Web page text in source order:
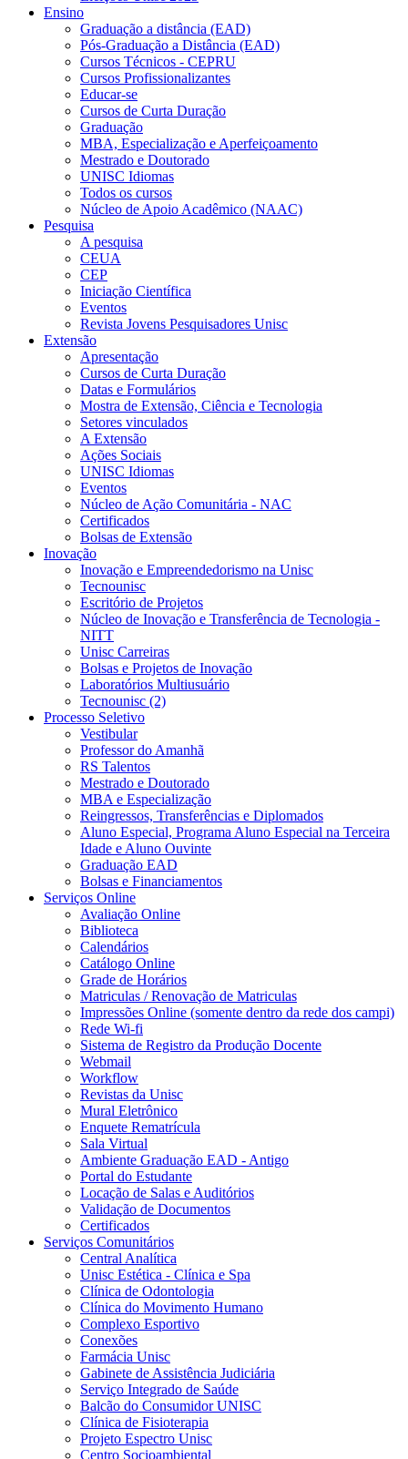
Ensino
Graduação a distância (EAD)
Pós-Graduação a Distância (EAD)
Cursos Técnicos - CEPRU
Cursos Profissionalizantes
Educar-se
Cursos de Curta Duração
Graduação
MBA, Especialização e Aperfeiçoamento
Mestrado e Doutorado
UNISC Idiomas
Todos os cursos
Núcleo de Apoio Acadêmico (NAAC)
Pesquisa
A pesquisa
CEUA
CEP
Iniciação Científica
Eventos
Revista Jovens Pesquisadores Unisc
Extensão
Apresentação
Cursos de Curta Duração
Datas e Formulários
Mostra de Extensão, Ciência e Tecnologia
Setores vinculados
A Extensão
Ações Sociais
UNISC Idiomas
Eventos
Núcleo de Ação Comunitária - NAC
Certificados
Bolsas de Extensão
Inovação
Inovação e Empreendedorismo na Unisc
Tecnounisc
Escritório de Projetos
Núcleo de Inovação e Transferência de Tecnologia -
NITT
Unisc Carreiras
Bolsas e Projetos de Inovação
Laboratórios Multiusuário
Tecnounisc (2)
Processo Seletivo
Vestibular
Professor do Amanhã
RS Talentos
Mestrado e Doutorado
MBA e Especialização
Reingressos, Transferências e Diplomados
Aluno Especial, Programa Aluno Especial na Terceira
Idade e Aluno Ouvinte
Graduação EAD
Bolsas e Financiamentos
Serviços Online
Avaliação Online
Biblioteca
Calendários
Catálogo Online
Grade de Horários
Matriculas / Renovação de Matriculas
Impressões Online (somente dentro da rede dos campi)
Rede Wi-fi
Sistema de Registro da Produção Docente
Webmail
Workflow
Revistas da Unisc
Mural Eletrônico
Enquete Rematrícula
Sala Virtual
Ambiente Graduação EAD - Antigo
Portal do Estudante
Locação de Salas e Auditórios
Validação de Documentos
Certificados
Serviços Comunitários
Central Analítica
Unisc Estética - Clínica e Spa
Clínica de Odontologia
Clínica do Movimento Humano
Complexo Esportivo
Conexões
Farmácia Unisc
Gabinete de Assistência Judiciária
Serviço Integrado de Saúde
Balcão do Consumidor UNISC
Clínica de Fisioterapia
Projeto Espectro Unisc
Centro Socioambiental